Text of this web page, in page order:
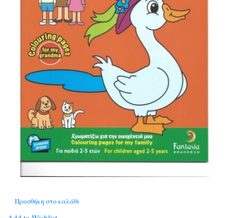
Προσθήκη στο καλάθι